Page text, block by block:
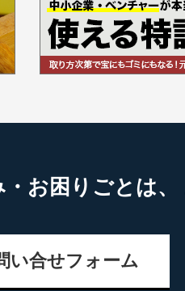
お困りごとは、
い合せフォーム